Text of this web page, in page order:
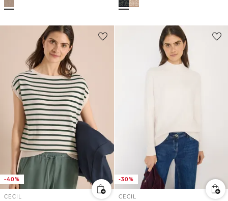
-40%
CECIL
-30%
CECIL